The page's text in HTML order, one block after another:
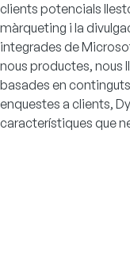
clients potencials
màrqueting i la
integrades de
nous productes, nous
basades en
enquestes a clients,
característiques que